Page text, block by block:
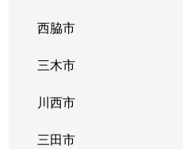
西脇市
三木市
川西市
三田市